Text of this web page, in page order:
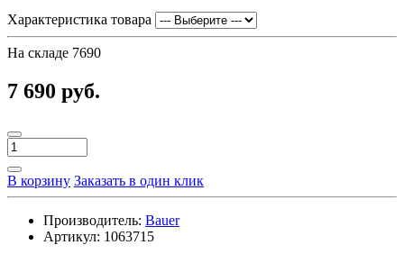
Характеристика товара
На складе 7690
7 690 руб.
В корзину Заказать в один клик
Производитель: Bauer
Артикул: 1063715